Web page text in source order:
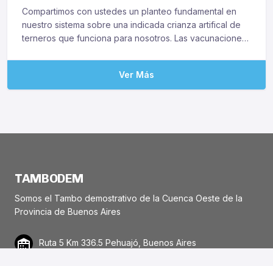
Compartimos con ustedes un planteo fundamental en
nuestro sistema sobre una indicada crianza artifical de
terneros que funciona para nosotros. Las vacunaciones
Ver Más
TAMBODEM
Somos el Tambo demostrativo de la Cuenca Oeste de la
Provincia de Buenos Aires
Ruta 5 Km 336.5 Pehuajó, Buenos Aires